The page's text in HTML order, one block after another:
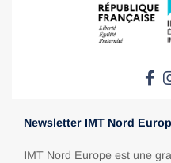
Newsletter IMT Nord
IMT Nord Europe est une